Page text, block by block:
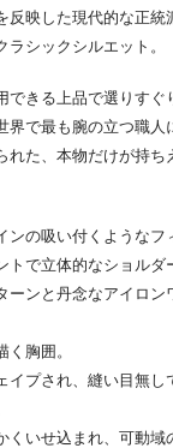
反映した現代的な正
シックシルエット。
できる上品で選りすぐ
界で最も腕の立つ職人
れた、本物だけが持ち
の吸い付くようなフ
で立体的なショルダ
ーンと丹念なアイロン
胸囲。
イプされ、縫い目無し
いせ込まれ、可動域